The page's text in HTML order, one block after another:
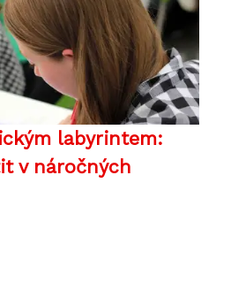
labyrintem:
v náročných